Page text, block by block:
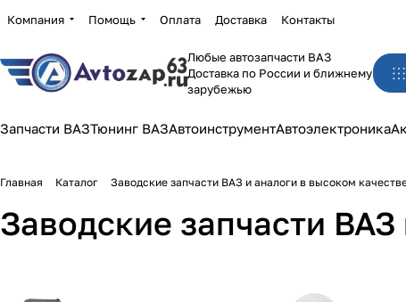
Компания Помощь Оплата Доставка Контакты
Любые автозапчасти ВАЗ
Доставка по России и ближнему
зарубежью
Запчасти ВАЗТюнинг ВАЗАвтоинструментАвтоэлектроника
Главная Каталог Заводские запчасти ВАЗ и аналоги в высоком
Заводские запчасти